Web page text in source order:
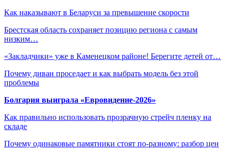
Как наказывают в Беларуси за превышение скорости
Брестская область сохраняет позицию региона с самым
низким…
«Закладчики» уже в Каменецком районе! Берегите детей от…
Почему диван проседает и как выбрать модель без этой
проблемы
Болгария выиграла «Евровидение-2026»
Как правильно использовать прозрачную стрейч пленку на
складе
Почему одинаковые памятники стоят по-разному: разбор цен